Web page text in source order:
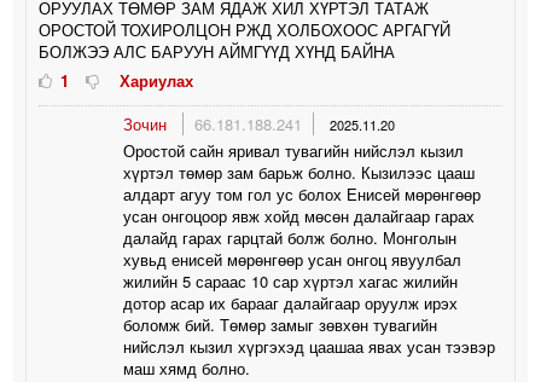
ОРУУЛАХ ТӨМӨР ЗАМ ЯДАЖ ХИЛ ХҮРТЭЛ ТАТАЖ
ОРОСТОЙ ТОХИРОЛЦОН РЖД ХОЛБОХООС АРГАГҮЙ
БОЛЖЭЭ АЛС БАРУУН АЙМГҮҮД ХҮНД БАЙНА
1
Хариулах
Зочин
66.181.188.241 2025.11.20
Оростой сайн яривал тувагийн нийслэл кызил
хүртэл төмөр зам барьж болно. Кызилээс цааш
алдарт агуу том гол ус болох Енисей мөрөнгөөр
усан онгоцоор явж хойд мөсөн далайгаар гарах
далайд гарах гарцтай болж болно. Монголын
хувьд енисей мөрөнгөөр усан онгоц явуулбал
жилийн 5 сараас 10 сар хүртэл хагас жилийн
дотор асар их барааг далайгаар оруулж ирэх
боломж бий. Төмөр замыг зөвхөн тувагийн
нийслэл кызил хүргэхэд цаашаа явах усан тээвэр
маш хямд болно.